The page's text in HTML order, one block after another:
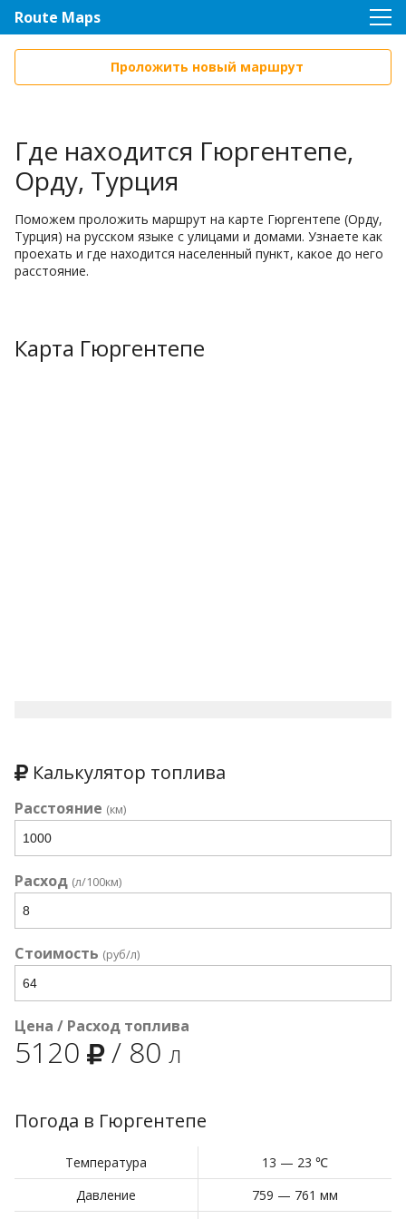
Route Maps
Проложить новый маршрут
Где находится Гюргентепе,
Орду, Турция
Поможем проложить маршрут на карте Гюргентепе (Орду,
Турция) на русском языке с улицами и домами. Узнаете как
проехать и где находится населенный пункт, какое до него
расстояние.
Карта Гюргентепе
Калькулятор топлива
Расстояние (км)
Расход (л/100км)
Стоимость (руб/л)
Цена / Расход топлива
5120 / 80 л
Погода в Гюргентепе
Температура
13 — 23 ℃
Давление
759 — 761 мм